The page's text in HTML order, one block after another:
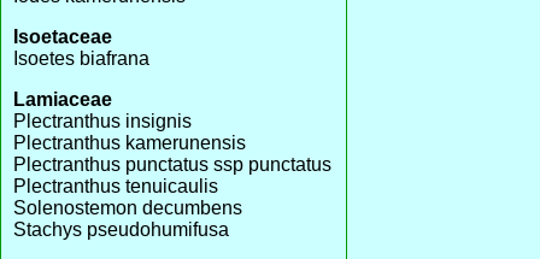
Isoetaceae
Isoetes biafrana
Lamiaceae
Plectranthus insignis
Plectranthus kamerunensis
Plectranthus punctatus ssp punctatus
Plectranthus tenuicaulis
Solenostemon decumbens
Stachys pseudohumifusa